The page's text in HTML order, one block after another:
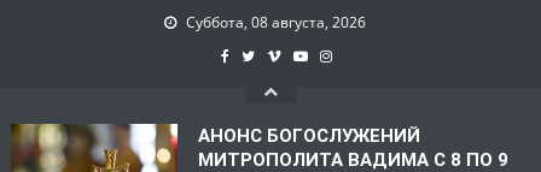
Суббота, 08 августа, 2026
АНОНС БОГОСЛУЖЕНИЙ
МИТРОПОЛИТА ВАДИМА С 8 ПО 9